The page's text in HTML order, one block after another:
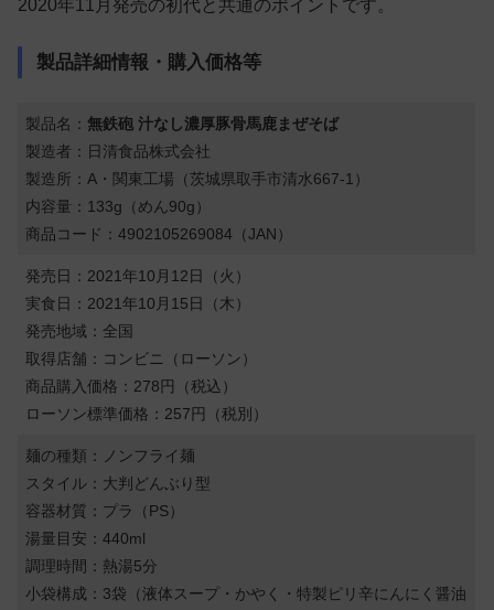
2020年11月発売の初代と共通のポイントです。
製品詳細情報・購入価格等
製品名：無鉄砲 汁なし濃厚豚骨馬鹿まぜそば
製造者：日清食品株式会社
製造所：A・関東工場（茨城県取手市清水667-1）
内容量：133g（めん90g）
商品コード：4902105269084（JAN）
発売日：2021年10月12日（火）
実食日：2021年10月15日（木）
発売地域：全国
取得店舗：コンビニ（ローソン）
商品購入価格：278円（税込）
ローソン標準価格：257円（税別）
麺の種類：ノンフライ麺
スタイル：大判どんぶり型
容器材質：プラ（PS）
湯量目安：440ml
調理時間：熱湯5分
小袋構成：3袋（液体スープ・かやく・特製ピリ辛にんにく醤油